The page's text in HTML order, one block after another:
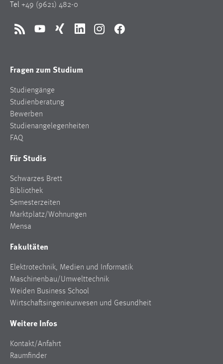
Tel +49 (9621) 482-0
RSS YouTubeXing LinkedInInstagramFacebook
Fragen zum Studium
Studiengänge
Studienberatung
Bewerben
Studienangelegenheiten
FAQ
Für Studis
Schwarzes Brett
Bibliothek
Semesterzeiten
Marktplatz/Wohnungen
Mensa
Fakultäten
Elektrotechnik, Medien und Informatik
Maschinenbau/Umwelttechnik
Weiden Business School
Wirtschaftsingenieurwesen und Gesundheit
Weitere Infos
Kontakt/Anfahrt
Raumfinder
Zweck:
Jahre, MIBEW_UserID = 1 Jahr
Login
Name:
fe_user, be_user, be_lastLoginProvider
Dieser Cookie ist notwendig um sich an der Website
Cookie Laufzeit:
24 Stunden
STATISTIK
Diese Informationen helfen uns zu verstehen, wie
unsere Besucher unsere Website nutzen.
Matomo
Name:
Zweck: